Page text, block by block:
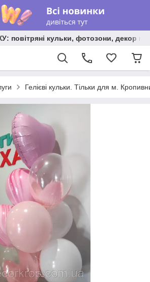
повітряні кульки, фотозони, декор на
Гелієві кульки. Тільки для м.